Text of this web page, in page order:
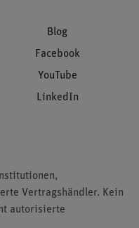
Blog
Facebook
YouTube
LinkedIn
Vertragshändler. Kein
autorisierte